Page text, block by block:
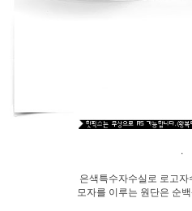
.
은색특수자수실로 로고
모자를 이루는 원단은 순